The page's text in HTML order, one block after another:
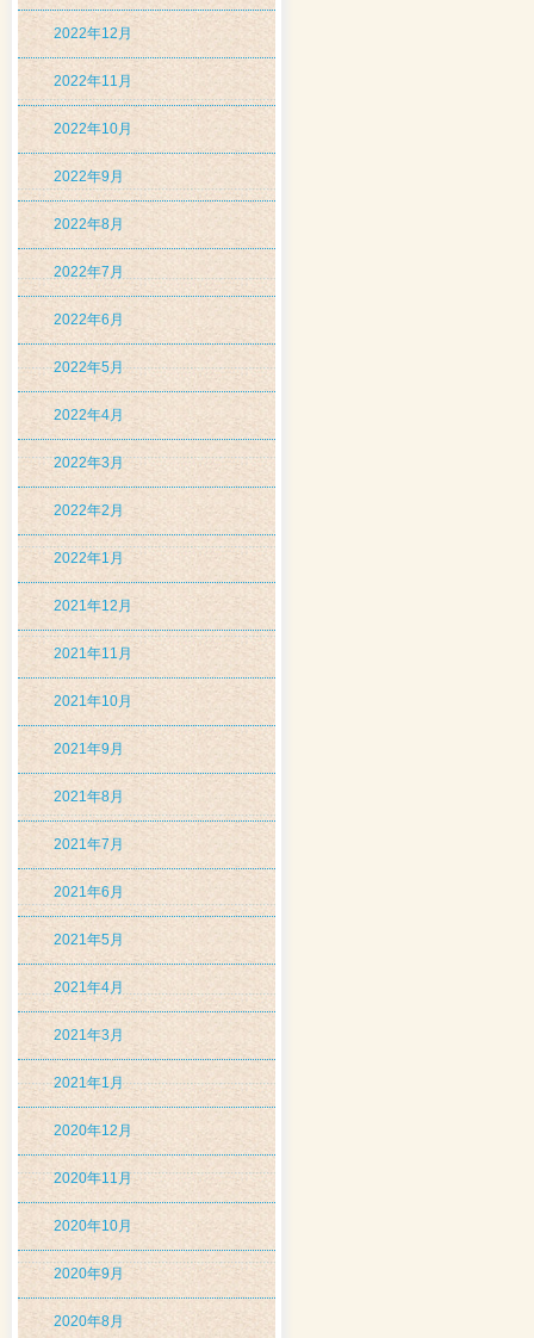
2022年12月
2022年11月
2022年10月
2022年9月
2022年8月
2022年7月
2022年6月
2022年5月
2022年4月
2022年3月
2022年2月
2022年1月
2021年12月
2021年11月
2021年10月
2021年9月
2021年8月
2021年7月
2021年6月
2021年5月
2021年4月
2021年3月
2021年1月
2020年12月
2020年11月
2020年10月
2020年9月
2020年8月